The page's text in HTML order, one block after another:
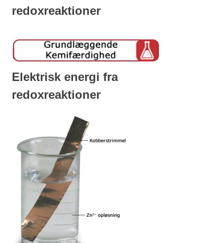
redoxreaktioner
Elektrisk energi fra
redoxreaktioner